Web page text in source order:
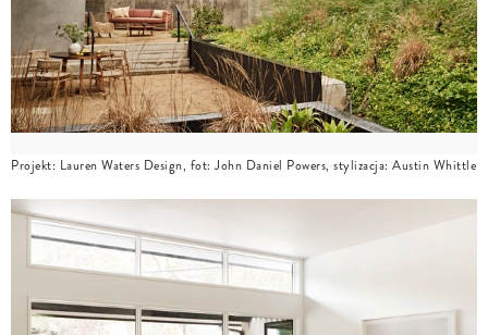
Projekt: Lauren Waters Design, fot: John Daniel Powers, stylizacja: Austin Whittle